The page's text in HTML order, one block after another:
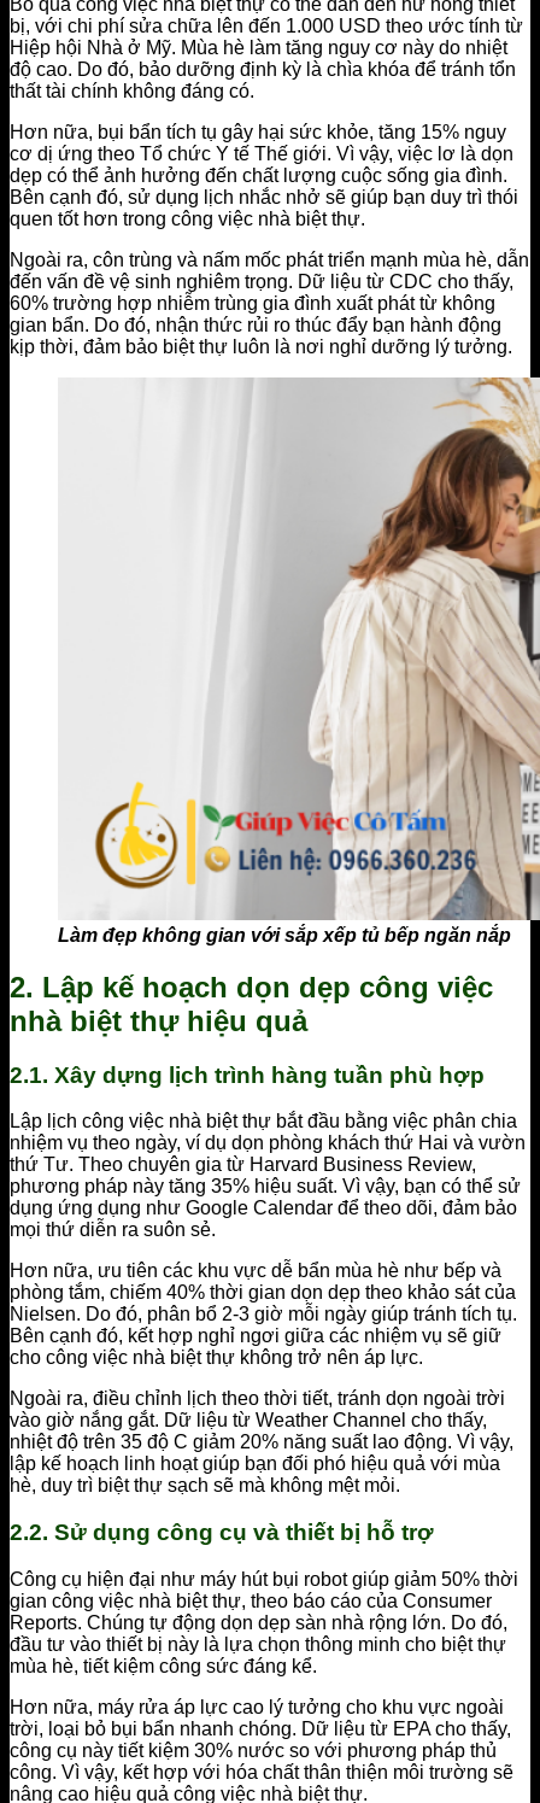
bị, với chi phí sửa chữa lên đến 1.000 USD theo ước tính từ
Hiệp hội Nhà ở Mỹ. Mùa hè làm tăng nguy cơ này do nhiệt
độ cao. Do đó, bảo dưỡng định kỳ là chìa khóa để tránh tổn
thất tài chính không đáng có.
Hơn nữa, bụi bẩn tích tụ gây hại sức khỏe, tăng 15% nguy
cơ dị ứng theo Tổ chức Y tế Thế giới. Vì vậy, việc lơ là dọn
dẹp có thể ảnh hưởng đến chất lượng cuộc sống gia đình.
Bên cạnh đó, sử dụng lịch nhắc nhở sẽ giúp bạn duy trì thói
quen tốt hơn trong công việc nhà biệt thự.
Ngoài ra, côn trùng và nấm mốc phát triển mạnh mùa hè, dẫn
đến vấn đề vệ sinh nghiêm trọng. Dữ liệu từ CDC cho thấy,
60% trường hợp nhiễm trùng gia đình xuất phát từ không
gian bẩn. Do đó, nhận thức rủi ro thúc đẩy bạn hành động
kịp thời, đảm bảo biệt thự luôn là nơi nghỉ dưỡng lý tưởng.
Làm đẹp không gian với sắp xếp tủ bếp ngăn nắp
2. Lập kế hoạch dọn dẹp công việc
nhà biệt thự hiệu quả
2.1. Xây dựng lịch trình hàng tuần phù hợp
Lập lịch công việc nhà biệt thự bắt đầu bằng việc phân chia
nhiệm vụ theo ngày, ví dụ dọn phòng khách thứ Hai và vườn
thứ Tư. Theo chuyên gia từ Harvard Business Review,
phương pháp này tăng 35% hiệu suất. Vì vậy, bạn có thể sử
dụng ứng dụng như Google Calendar để theo dõi, đảm bảo
mọi thứ diễn ra suôn sẻ.
Hơn nữa, ưu tiên các khu vực dễ bẩn mùa hè như bếp và
phòng tắm, chiếm 40% thời gian dọn dẹp theo khảo sát của
Nielsen. Do đó, phân bổ 2-3 giờ mỗi ngày giúp tránh tích tụ.
Bên cạnh đó, kết hợp nghỉ ngơi giữa các nhiệm vụ sẽ giữ
cho công việc nhà biệt thự không trở nên áp lực.
Ngoài ra, điều chỉnh lịch theo thời tiết, tránh dọn ngoài trời
vào giờ nắng gắt. Dữ liệu từ Weather Channel cho thấy,
nhiệt độ trên 35 độ C giảm 20% năng suất lao động. Vì vậy,
lập kế hoạch linh hoạt giúp bạn đối phó hiệu quả với mùa
hè, duy trì biệt thự sạch sẽ mà không mệt mỏi.
2.2. Sử dụng công cụ và thiết bị hỗ trợ
Công cụ hiện đại như máy hút bụi robot giúp giảm 50% thời
gian công việc nhà biệt thự, theo báo cáo của Consumer
Reports. Chúng tự động dọn dẹp sàn nhà rộng lớn. Do đó,
đầu tư vào thiết bị này là lựa chọn thông minh cho biệt thự
mùa hè, tiết kiệm công sức đáng kể.
Hơn nữa, máy rửa áp lực cao lý tưởng cho khu vực ngoài
trời, loại bỏ bụi bẩn nhanh chóng. Dữ liệu từ EPA cho thấy,
công cụ này tiết kiệm 30% nước so với phương pháp thủ
công. Vì vậy, kết hợp với hóa chất thân thiện môi trường sẽ
nâng cao hiệu quả công việc nhà biệt thự.